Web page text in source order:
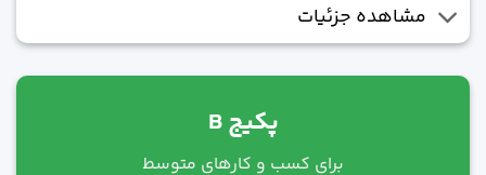
مشاهده جزئیات
پکیج B
برای کسب و کارهای متوسط